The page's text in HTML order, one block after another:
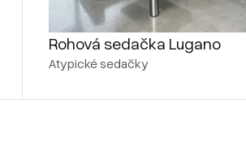
Rohová sedačka Lugano
Atypické sedačky